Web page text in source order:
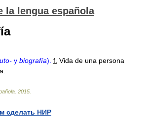
la lengua española
y biografía). f. Vida de una persona
2015
сделать НИР